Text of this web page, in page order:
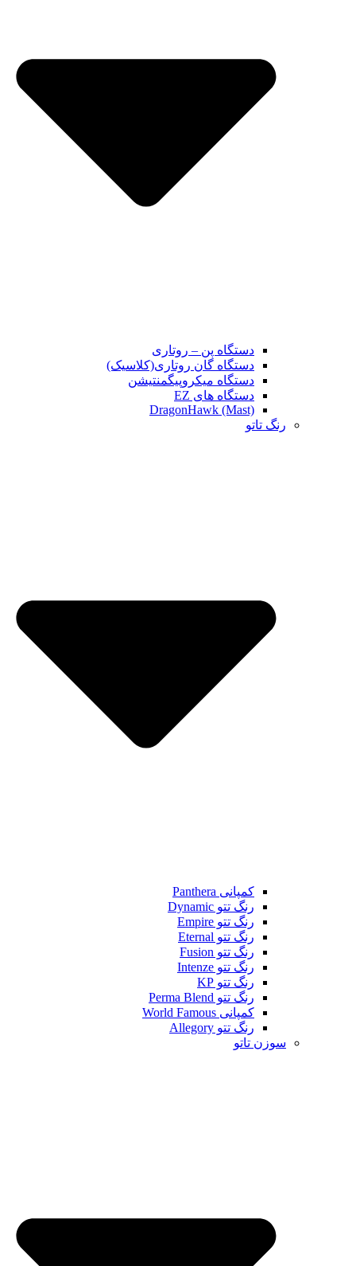
دستگاه پن – روتاری
دستگاه گان روتاری(کلاسیک)
دستگاه میکروپیگمنتیشن
دستگاه های EZ
DragonHawk (Mast)
رنگ تاتو
کمپانی Panthera
رنگ تتو Dynamic
رنگ تتو Empire
رنگ تتو Eternal
رنگ تتو Fusion
رنگ تتو Intenze
رنگ تتو KP
رنگ تتو Perma Blend
کمپانی World Famous
رنگ تتو Allegory
سوزن تاتو